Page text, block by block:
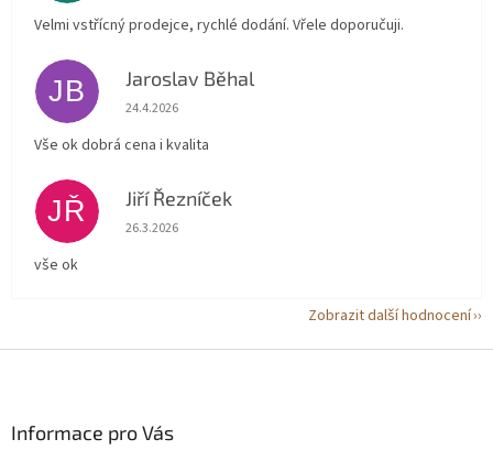
Velmi vstřícný prodejce, rychlé dodání. Vřele doporučuji.
JB Jaroslav Běhal
Hodnocení obchodu je 5 z 5 hvězdiček.
24.4.2026
Vše ok dobrá cena i kvalita
JŘ Jiří Řezníček
Hodnocení obchodu je 5 z 5 hvězdiček.
26.3.2026
vše ok
Zobrazit další hodnocení
Informace pro Vás